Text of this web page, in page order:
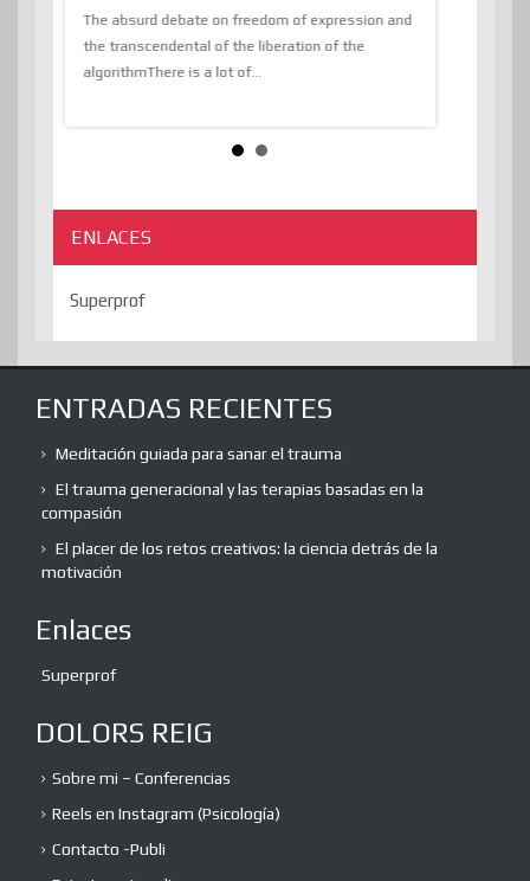
The absurd debate on freedom of expression and
the transcendental of the liberation of the
algorithmThere is a lot of...
ENLACES
Superprof
ENTRADAS RECIENTES
Meditación guiada para sanar el trauma
El trauma generacional y las terapias basadas en la
compasión
El placer de los retos creativos: la ciencia detrás de la
motivación
Enlaces
Superprof
DOLORS REIG
Sobre mi – Conferencias
Reels en Instagram (Psicología)
Contacto -Publi